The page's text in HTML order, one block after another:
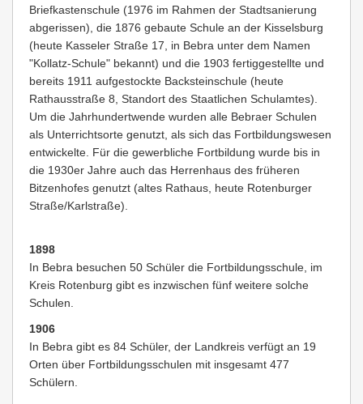
Briefkastenschule (1976 im Rahmen der Stadtsanierung
abgerissen), die 1876 gebaute Schule an der Kisselsburg
(heute Kasseler Straße 17, in Bebra unter dem Namen
"Kollatz-Schule" bekannt) und die 1903 fertiggestellte und
bereits 1911 aufgestockte Backsteinschule (heute
Rathausstraße 8, Standort des Staatlichen Schulamtes).
Um die Jahrhundertwende wurden alle Bebraer Schulen
als Unterrichtsorte genutzt, als sich das Fortbildungswesen
entwickelte. Für die gewerbliche Fortbildung wurde bis in
die 1930er Jahre auch das Herrenhaus des früheren
Bitzenhofes genutzt (altes Rathaus, heute Rotenburger
Straße/Karlstraße).
1898
In Bebra besuchen 50 Schüler die Fortbildungsschule, im
Kreis Rotenburg gibt es inzwischen fünf weitere solche
Schulen.
1906
In Bebra gibt es 84 Schüler, der Landkreis verfügt an 19
Orten über Fortbildungsschulen mit insgesamt 477
Schülern.